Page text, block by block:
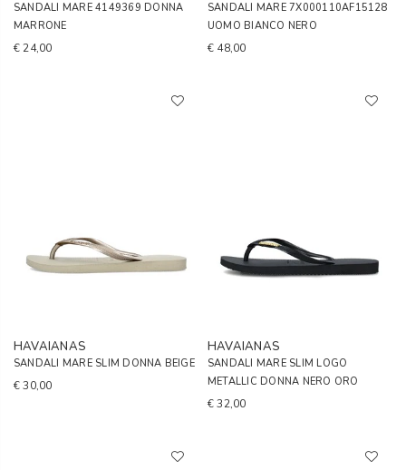
SANDALI MARE 4149369 DONNA
MARRONE
€ 24,00
SANDALI MARE 7X000110AF15128
UOMO BIANCO NERO
€ 48,00
HAVAIANAS
SANDALI MARE SLIM DONNA BEIGE
€ 30,00
HAVAIANAS
SANDALI MARE SLIM LOGO
METALLIC DONNA NERO ORO
€ 32,00